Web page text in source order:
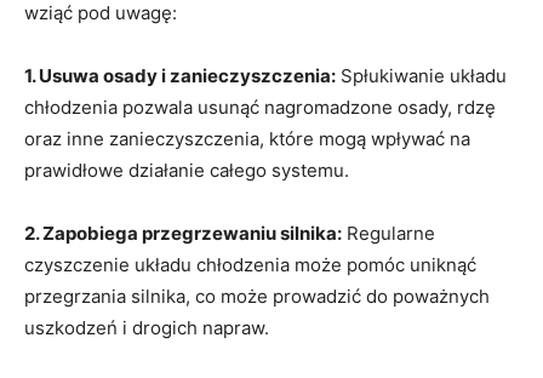
wziąć ​pod⁢ uwagę:
1. Usuwa osady i zanieczyszczenia: Spłukiwanie układu⁢
chłodzenia ‌pozwala usunąć nagromadzone osady, rdzę
oraz inne zanieczyszczenia, ⁤które mogą wpływać na
prawidłowe działanie całego systemu.
2. Zapobiega przegrzewaniu silnika: Regularne
czyszczenie układu​ chłodzenia może pomóc uniknąć
przegrzania silnika, co może ‌prowadzić do poważnych
uszkodzeń i drogich napraw.